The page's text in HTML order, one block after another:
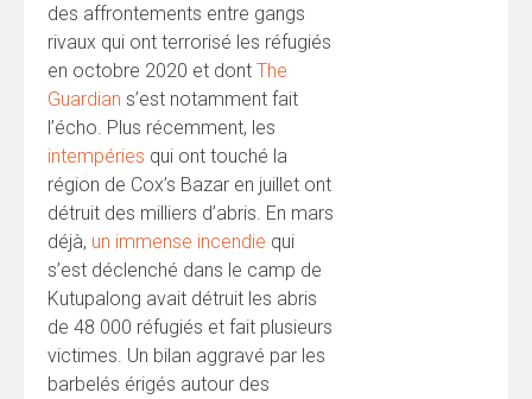
des affrontements entre gangs
rivaux qui ont terrorisé les réfugiés
en octobre 2020 et dont The
Guardian s’est notamment fait
l’écho. Plus récemment, les
intempéries qui ont touché la
région de Cox’s Bazar en juillet ont
détruit des milliers d’abris. En mars
déjà, un immense incendie qui
s’est déclenché dans le camp de
Kutupalong avait détruit les abris
de 48 000 réfugiés et fait plusieurs
victimes. Un bilan aggravé par les
barbelés érigés autour des